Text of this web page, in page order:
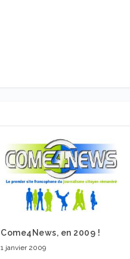
Come4News, en 2009 !
1 janvier 2009